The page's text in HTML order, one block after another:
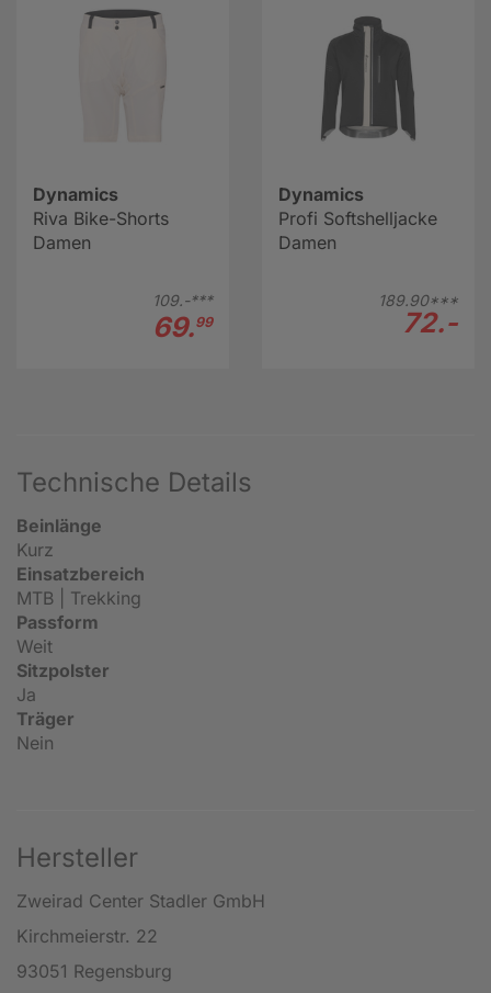
Dynamics
Riva Bike-Shorts
Damen
109.-***
69.99
Dynamics
Profi Softshelljacke
Damen
189.90***
72.-
Technische Details
Beinlänge
Kurz
Einsatzbereich
MTB | Trekking
Passform
Weit
Sitzpolster
Ja
Träger
Nein
Hersteller
Zweirad Center Stadler GmbH
Kirchmeierstr. 22
93051 Regensburg